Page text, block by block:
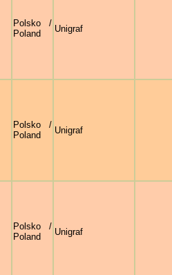
Polsko /
Poland
Unigraf
Polsko /
Poland
Unigraf
Polsko /
Poland
Unigraf